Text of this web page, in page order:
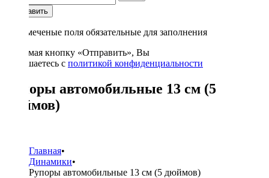
Отправить
* - отмеченые поля обязательные для заполнения
Нажимая кнопку «Отправить», Вы
соглашаетесь с политикой конфиденциальности
Рупоры автомобильные 13 см (5
дюймов)
Главная•
Динамики•
Рупоры автомобильные 13 см (5 дюймов)